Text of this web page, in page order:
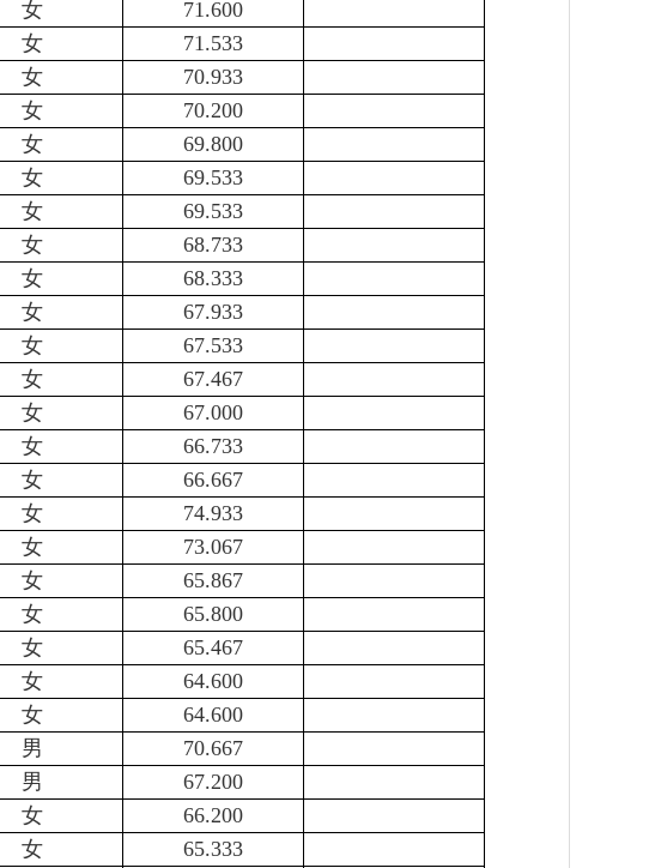
女
71.600
女
71.533
女
70.933
女
70.200
女
69.800
女
69.533
女
69.533
女
68.733
女
68.333
女
67.933
女
67.533
女
67.467
女
67.000
女
66.733
女
66.667
女
74.933
女
73.067
女
65.867
女
65.800
女
65.467
女
64.600
女
64.600
男
70.667
男
67.200
女
66.200
女
65.333